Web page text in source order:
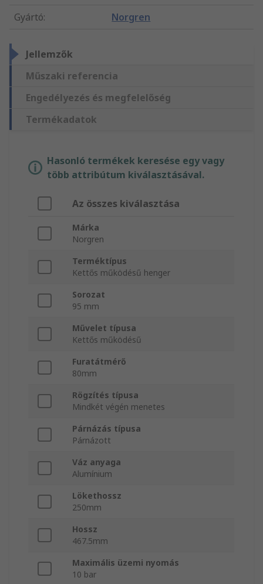
Gyártó: Norgren
Jellemzők
Műszaki referencia
Engedélyezés és megfelelőség
Termékadatok
Hasonló termékek keresése egy vagy
több attribútum kiválasztásával.
Az összes kiválasztása
Márka
Norgren
Terméktípus
Kettős működésű henger
Sorozat
95 mm
Művelet típusa
Kettős működésű
Furatátmérő
80mm
Rögzítés típusa
Mindkét végén menetes
Párnázás típusa
Párnázott
Váz anyaga
Alumínium
Lökethossz
250mm
Hossz
467.5mm
Maximális üzemi nyomás
10 bar